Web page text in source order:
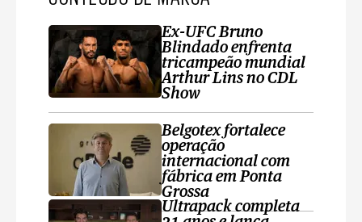
Ex-UFC Bruno
Blindado enfrenta
tricampeão mundial
Arthur Lins no CDL
Show
Belgotex fortalece
operação
internacional com
fábrica em Ponta
Grossa
Ultrapack completa